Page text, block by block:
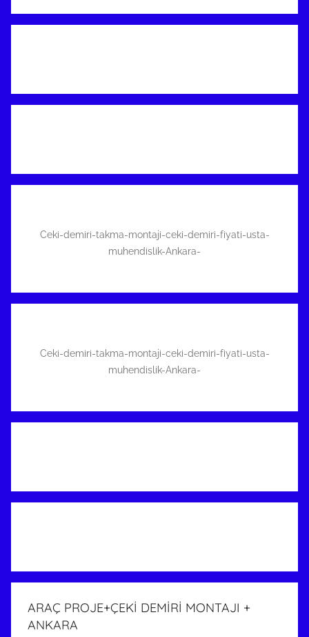
Ceki-demiri-takma-montaji-ceki-demiri-fiyati-usta-
muhendislik-Ankara-
Ceki-demiri-takma-montaji-ceki-demiri-fiyati-usta-
muhendislik-Ankara-
ARAÇ PROJE+ÇEKİ DEMİRİ MONTAJI +
ANKARA